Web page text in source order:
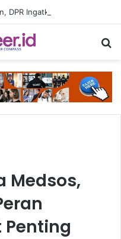
Medsos,